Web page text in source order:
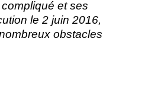
et ses
le 2 juin 2016,
obstacles